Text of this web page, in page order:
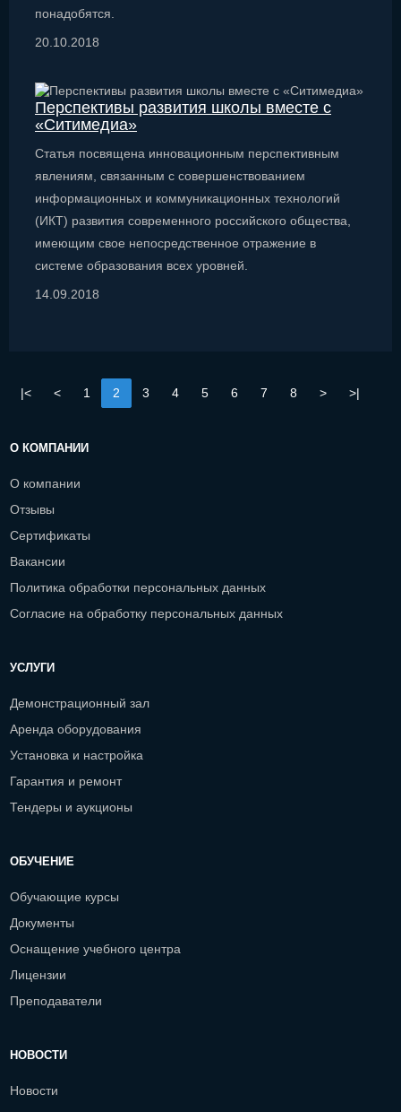
понадобятся.
20.10.2018
Перспективы развития школы вместе с
«Ситимедиа»
Статья посвящена инновационным перспективным
явлениям, связанным с совершенствованием
информационных и коммуникационных технологий
(ИКТ) развития современного российского общества,
имеющим свое непосредственное отражение в
системе образования всех уровней.
14.09.2018
|< < 1 2 3 4 5 6 7 8 > >|
О КОМПАНИИ
О компании
Отзывы
Сертификаты
Вакансии
Политика обработки персональных данных
Согласие на обработку персональных данных
УСЛУГИ
Демонстрационный зал
Аренда оборудования
Установка и настройка
Гарантия и ремонт
Тендеры и аукционы
ОБУЧЕНИЕ
Обучающие курсы
Документы
Оснащение учебного центра
Лицензии
Преподаватели
НОВОСТИ
Новости